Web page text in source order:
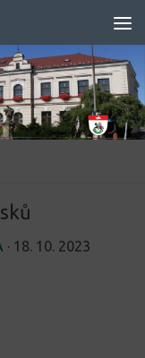
· 18. 10. 2023